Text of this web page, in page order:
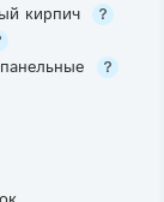
кирпич